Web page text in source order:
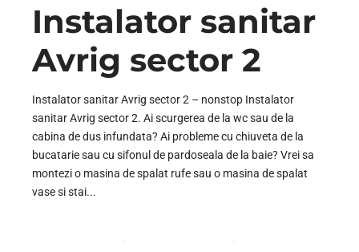
Instalator sanitar
Avrig sector 2
Instalator sanitar Avrig sector 2 – nonstop Instalator
sanitar Avrig sector 2. Ai scurgerea de la wc sau de la
cabina de dus infundata? Ai probleme cu chiuveta de la
bucatarie sau cu sifonul de pardoseala de la baie? Vrei sa
montezi o masina de spalat rufe sau o masina de spalat
vase si stai...